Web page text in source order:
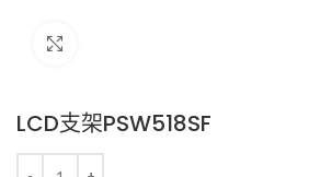
LCD支架PSW518SF